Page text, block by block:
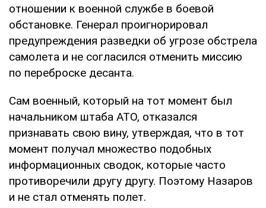
отношении к военной службе в боевой
обстановке. Генерал проигнорировал
предупреждения разведки об угрозе обстрела
самолета и не согласился отменить миссию
по переброске десанта.
Сам военный, который на тот момент был
начальником штаба АТО, отказался
признавать свою вину, утверждая, что в тот
момент получал множество подобных
информационных сводок, которые часто
противоречили другу другу. Поэтому Назаров
и не стал отменять полет.